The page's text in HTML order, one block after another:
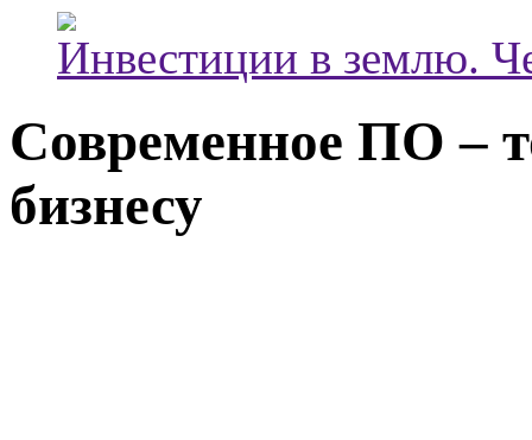
Инвестиции в землю.
Современное ПО –
бизнесу